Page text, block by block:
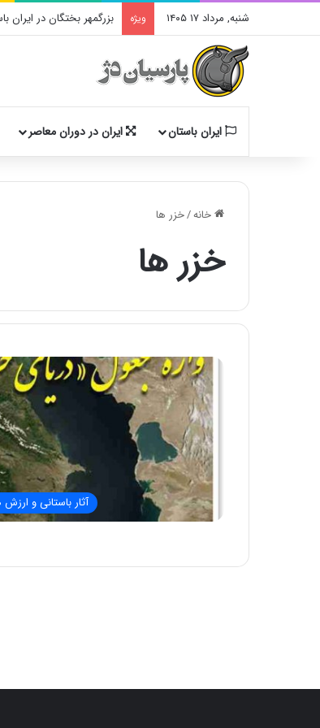
شنبه, مرداد ۱۷ ۱۴۰۵ ویژه بزرگمهر بختگان در ایران
ایران باستان ایران در دوران معاصر
خانه/خزر ها
خزر ها
آثار باستانی و